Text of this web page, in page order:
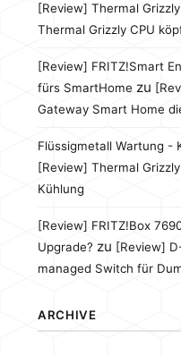
[Review] Thermal
Thermal Grizzly CPU
[Review] FRITZ!Smart
fürs SmartHome zu
Gateway Smart Home
Flüssigmetall Wartung -
[Review] Thermal
Kühlung
[Review] FRITZ!Box
Upgrade? zu [Review]
managed Switch für
ARCHIVE